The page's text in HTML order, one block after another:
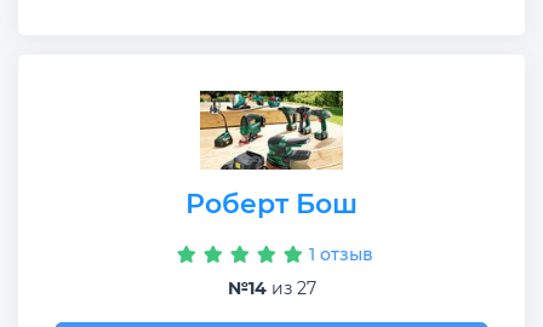
Роберт Бош
1 отзыв
№14из 27